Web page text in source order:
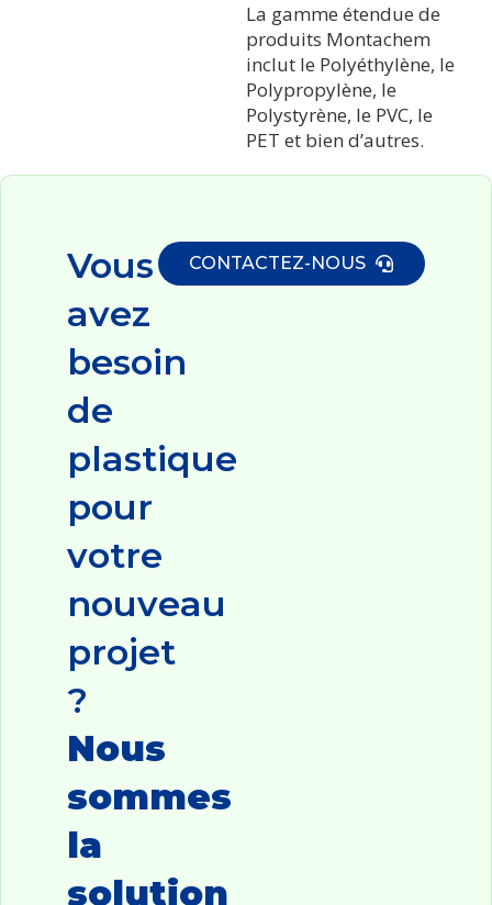
La gamme étendue de
produits Montachem
inclut le Polyéthylène, le
Polypropylène, le
Polystyrène, le PVC, le
PET et bien d’autres.
Vous
avez
besoin
de
plastique
pour
votre
nouveau
projet
?
Nous
sommes
la
solution
CONTACTEZ-NOUS